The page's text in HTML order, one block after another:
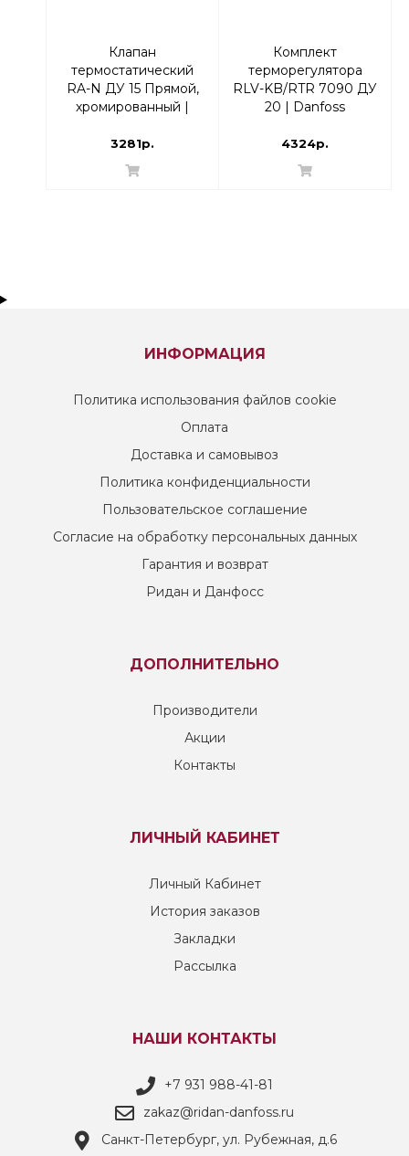
Клапан
термостатический
RA-N ДУ 15 Прямой,
хромированный |
RTR-N
3281р.
Комплект
терморегулятора
RLV-KB/RTR 7090 ДУ
20 | Danfoss
4324р.
ИНФОРМАЦИЯ
Политика использования файлов cookie
Оплата
Доставка и самовывоз
Политика конфиденциальности
Пользовательское соглашение
Согласие на обработку персональных данных
Гарантия и возврат
Ридан и Данфосс
ДОПОЛНИТЕЛЬНО
Производители
Акции
Контакты
ЛИЧНЫЙ КАБИНЕТ
Личный Кабинет
История заказов
Закладки
Рассылка
НАШИ КОНТАКТЫ
+7 931 988-41-81
zakaz@ridan-danfoss.ru
Санкт-Петербург, ул. Рубежная, д.6